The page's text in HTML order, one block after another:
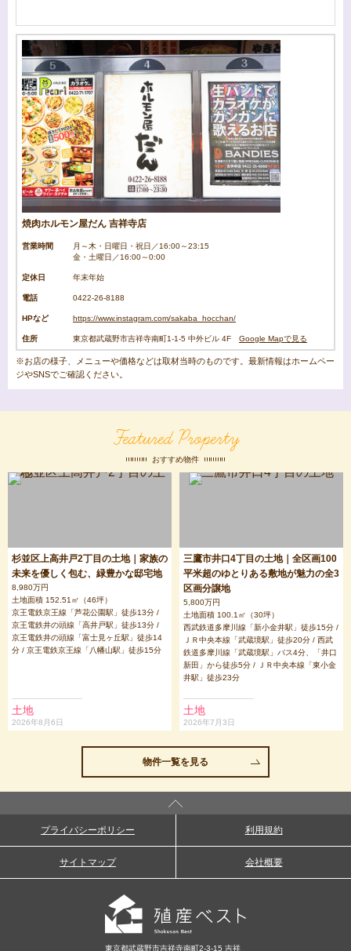
焼肉ホルモン屋だん 吉祥寺店
営業時間
月～木・日曜日・祝日／16:00～23:15
金・土曜日／16:00～0:00
定休日 年末年始
電話 0422-26-8188
HPなど https://www.instagram.com/sakaba_hocchan/
住所 東京都武蔵野市吉祥寺南町1-1-5 中外ビル 4F Google Mapで見る
※お店の様子、メニューや価格などは取材当時のものです。最新情報はホームペー
ジやSNSでご確認ください。
Featured Property
おすすめ物件
杉並区上高井戸2丁目の土地｜家族の
未来を優しく包む、緑豊かな邸宅地
8,980万円
土地面積 152.51㎡（46坪）
京王電鉄京王線「芦花公園駅」徒歩13分 /
京王電鉄井の頭線「高井戸駅」徒歩13分 /
京王電鉄井の頭線「富士見ヶ丘駅」徒歩14
分 / 京王電鉄京王線「八幡山駅」徒歩15分
土地
2026年8月6日
三鷹市井口4丁目の土地｜全区画100
平米超のゆとりある敷地が魅力の全3
区画分譲地
5,800万円
土地面積 100.1㎡（30坪）
西武鉄道多摩川線「新小金井駅」徒歩15分 /
ＪＲ中央本線「武蔵境駅」徒歩20分 / 西武
鉄道多摩川線「武蔵境駅」バス4分、「井口
新田」から徒歩5分 / ＪＲ中央本線「東小金
井駅」徒歩23分
土地
2026年7月3日
物件一覧を見る
プライバシーポリシー 利用規約
サイトマップ 会社概要
東京都武蔵野市吉祥寺南町2-3-15 吉祥